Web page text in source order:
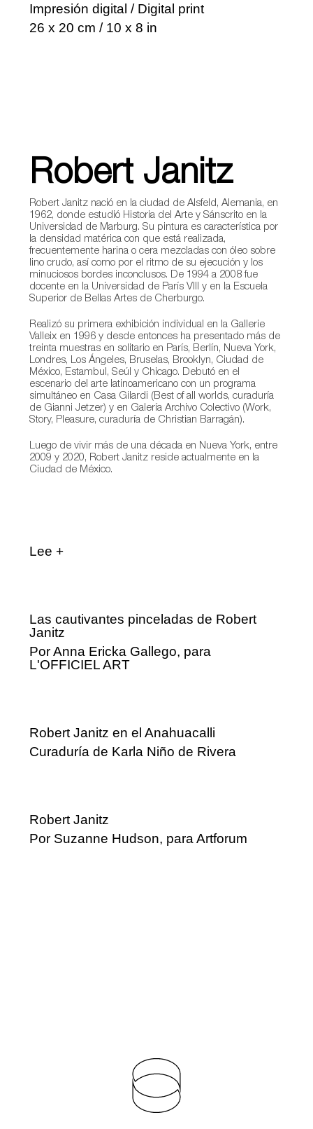
Impresión digital / Digital print
26 x 20 cm / 10 x 8 in
Robert Janitz
Robert Janitz nació en la ciudad de Alsfeld, Alemania, en
1962, donde estudió Historia del Arte y Sánscrito en la
Universidad de Marburg. Su pintura es característica por
la densidad matérica con que está realizada,
frecuentemente harina o cera mezcladas con óleo sobre
lino crudo, así como por el ritmo de su ejecución y los
minuciosos bordes inconclusos. De 1994 a 2008 fue
docente en la Universidad de París VIII y en la Escuela
Superior de Bellas Artes de Cherburgo.
Realizó su primera exhibición individual en la Gallerie
Valleix en 1996 y desde entonces ha presentado más de
treinta muestras en solitario en París, Berlín, Nueva York,
Londres, Los Ángeles, Bruselas, Brooklyn, Ciudad de
México, Estambul, Seúl y Chicago. Debutó en el
escenario del arte latinoamericano con un programa
simultáneo en Casa Gilardi (Best of all worlds, curaduría
de Gianni Jetzer) y en Galería Archivo Colectivo (Work,
Story, Pleasure, curaduría de Christian Barragán).
Luego de vivir más de una década en Nueva York, entre
2009 y 2020, Robert Janitz reside actualmente en la
Ciudad de México.
Lee +
Las cautivantes pinceladas de Robert
Janitz
Por Anna Ericka Gallego, para
L'OFFICIEL ART
Robert Janitz en el Anahuacalli
Curaduría de Karla Niño de Rivera⁠
Robert Janitz
Por Suzanne Hudson, para Artforum